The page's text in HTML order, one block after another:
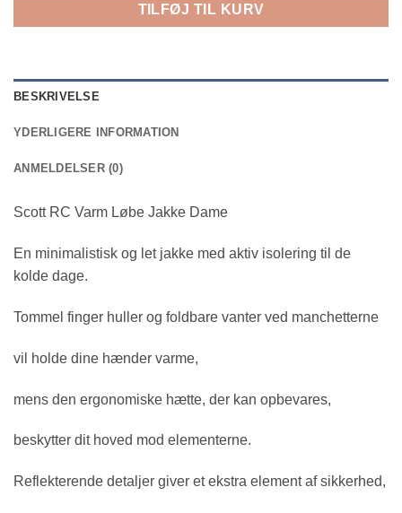
TILFØJ TIL KURV
BESKRIVELSE
YDERLIGERE INFORMATION
ANMELDELSER (0)
Scott RC Varm Løbe Jakke Dame
En minimalistisk og let jakke med aktiv isolering til de
kolde dage.
Tommel finger huller og foldbare vanter ved manchetterne
vil holde dine hænder varme,
mens den ergonomiske hætte, der kan opbevares,
beskytter dit hoved mod elementerne.
Reflekterende detaljer giver et ekstra element af sikkerhed,